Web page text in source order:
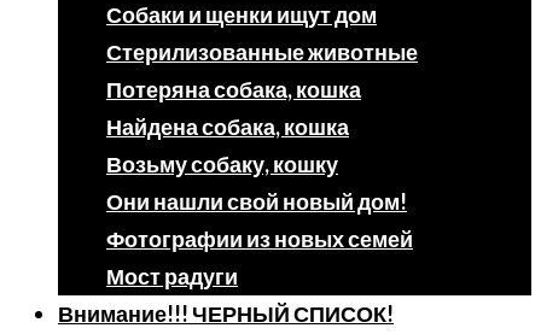
Собаки и щенки ищут дом
Стерилизованные животные
Потеряна собака, кошка
Найдена собака, кошка
Возьму собаку, кошку
Они нашли свой новый дом!
Фотографии из новых семей
Мост радуги
Внимание!!! ЧЕРНЫЙ СПИСОК!